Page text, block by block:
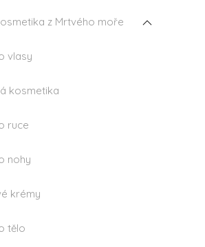
z Mrtvého moře
vlasy
kosmetika
ruce
nohy
krémy
tělo